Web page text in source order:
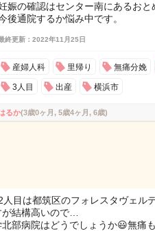
娠の確認はセンター南にあるおと
後通院するか悩み中です。
終更新：2022年11月25日
産婦人科 里帰り 無痛分娩
3人目 出産 横浜市
るか(3歳0ヶ月, 5歳4ヶ月, 6歳)
人目は都筑区のフォレスタヴェル
が結構高いので…
北部病院はどうでしょうか😃無痛